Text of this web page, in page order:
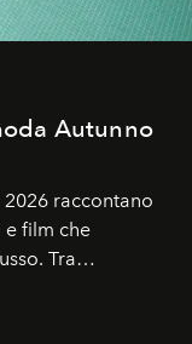
Autunno
raccontano
film che
Tra
le maison